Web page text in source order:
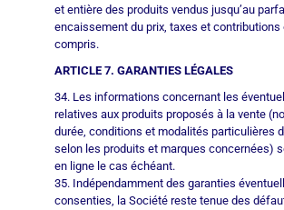
et entière des produits vendus jusqu’au
encaissement du prix, taxes et contributions
compris.
ARTICLE 7. GARANTIES LÉGALES
34. Les informations concernant les
relatives aux produits proposés à la vente
durée, conditions et modalités particulières
selon les produits et marques concernées)
en ligne le cas échéant.
35. Indépendamment des garanties
consenties, la Société reste tenue des